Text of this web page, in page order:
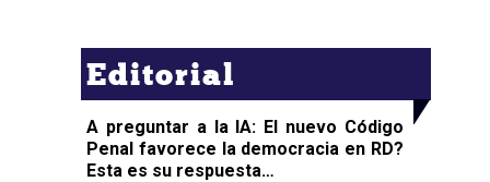
Editorial
A preguntar a la IA: El nuevo Código
Penal favorece la democracia en RD?
Esta es su respuesta…